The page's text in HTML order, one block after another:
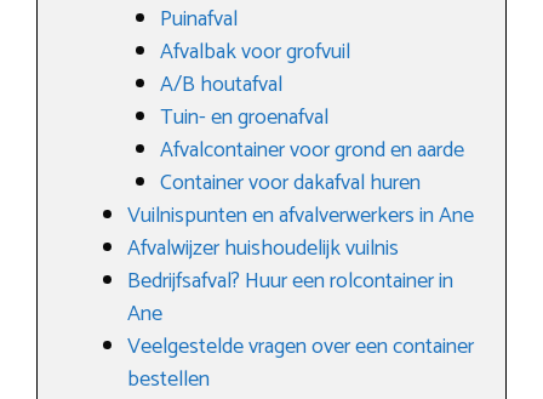
Puinafval
Afvalbak voor grofvuil
A/B houtafval
Tuin- en groenafval
Afvalcontainer voor grond en aarde
Container voor dakafval huren
Vuilnispunten en afvalverwerkers in Ane
Afvalwijzer huishoudelijk vuilnis
Bedrijfsafval? Huur een rolcontainer in
Ane
Veelgestelde vragen over een container
bestellen